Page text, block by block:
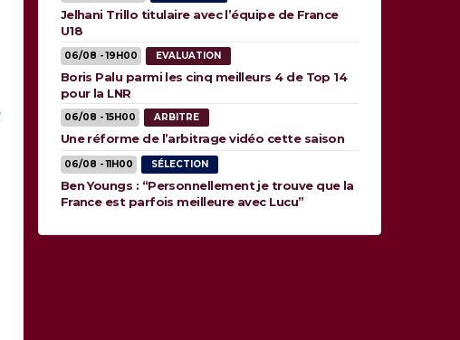
Jelhani Trillo titulaire avec l’équipe de France
U18
06/08 - 19H00 EVALUATION
Boris Palu parmi les cinq meilleurs 4 de Top 14
pour la LNR
06/08 - 15H00 ARBITRE
Une réforme de l’arbitrage vidéo cette saison
06/08 - 11H00 SÉLECTION
Ben Youngs : “Personnellement je trouve que la
France est parfois meilleure avec Lucu”